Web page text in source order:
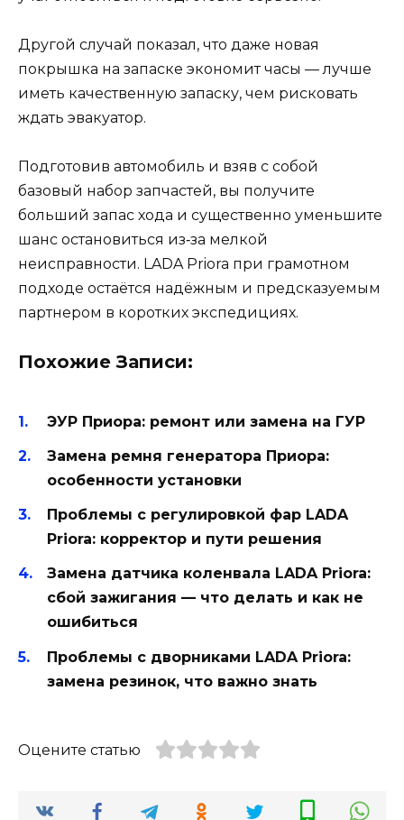
Другой случай показал, что даже новая
покрышка на запаске экономит часы — лучше
иметь качественную запаску, чем рисковать
ждать эвакуатор.
Подготовив автомобиль и взяв с собой
базовый набор запчастей, вы получите
больший запас хода и существенно уменьшите
шанс остановиться из‑за мелкой
неисправности. LADA Priora при грамотном
подходе остаётся надёжным и предсказуемым
партнером в коротких экспедициях.
Похожие Записи:
ЭУР Приора: ремонт или замена на ГУР
Замена ремня генератора Приора:
особенности установки
Проблемы с регулировкой фар LADA
Priora: корректор и пути решения
Замена датчика коленвала LADA Priora:
сбой зажигания — что делать и как не
ошибиться
Проблемы с дворниками LADA Priora:
замена резинок, что важно знать
Оцените статью